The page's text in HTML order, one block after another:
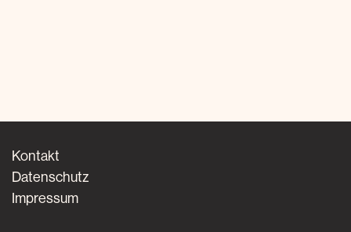
Kontakt
Datenschutz
Impressum